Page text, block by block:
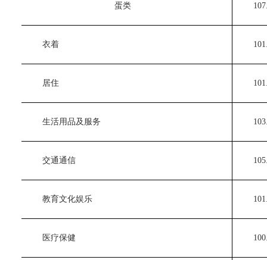
蛋类
衣着
居住
生活用品及服务
交通通信
教育文化娱乐
医疗保健